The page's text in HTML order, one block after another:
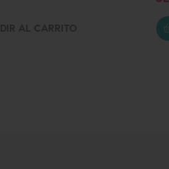
AL CARRITO